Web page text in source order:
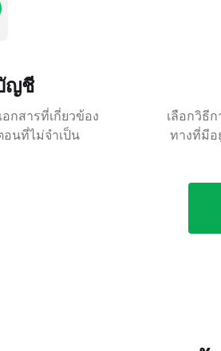
ญชี
กสารที่เกี่ยวข้อง
นที่ไม่จำเป็น
เลือกวิธี
ทางที่มีอ